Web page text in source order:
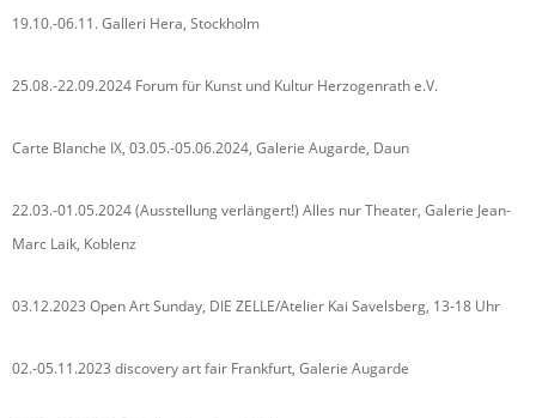
19.10.-06.11. Galleri Hera, Stockholm
25.08.-22.09.2024 Forum für Kunst und Kultur Herzogenrath e.V.
Carte Blanche IX, 03.05.-05.06.2024, Galerie Augarde, Daun
22.03.-01.05.2024 (Ausstellung verlängert!) Alles nur Theater, Galerie Jean-
Marc Laik, Koblenz
03.12.2023 Open Art Sunday, DIE ZELLE/Atelier Kai Savelsberg, 13-18 Uhr
02.-05.11.2023 discovery art fair Frankfurt, Galerie Augarde